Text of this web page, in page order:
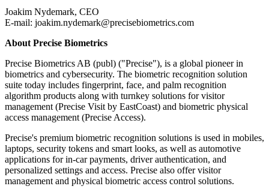
Joakim Nydemark, CEO
E-mail: joakim.nydemark@precisebiometrics.com
About Precise Biometrics
Precise Biometrics AB (publ) ("Precise"), is a global pioneer in
biometrics and cybersecurity. The biometric recognition solution
suite today includes fingerprint, face, and palm recognition
algorithm products along with turnkey solutions for visitor
management (Precise Visit by EastCoast) and biometric physical
access management (Precise Access).
Precise's premium biometric recognition solutions is used in mobiles,
laptops, security tokens and smart looks, as well as automotive
applications for in-car payments, driver authentication, and
personalized settings and access. Precise also offer visitor
management and physical biometric access control solutions.